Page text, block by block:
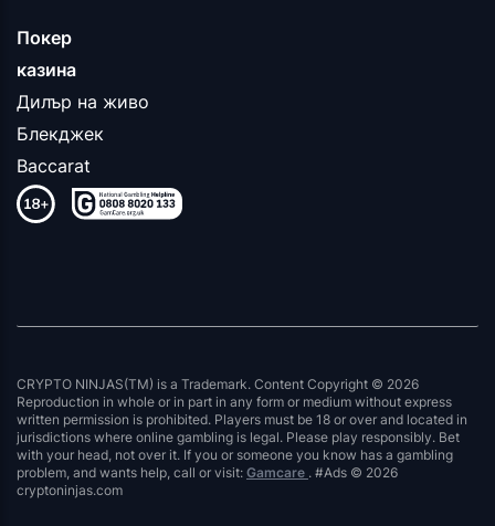
Покер
казина
Дилър на живо
Блекджек
Baccarat
CRYPTO NINJAS(TM) is a Trademark. Content Copyright © 2026
Reproduction in whole or in part in any form or medium without express
written permission is prohibited. Players must be 18 or over and located in
jurisdictions where online gambling is legal. Please play responsibly. Bet
with your head, not over it. If you or someone you know has a gambling
problem, and wants help, call or visit: Gamcare . #Ads © 2026
cryptoninjas.com